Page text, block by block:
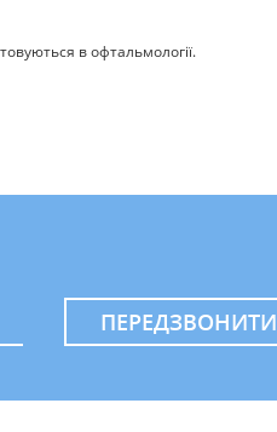
в офтальмології.
ПЕРЕДЗВОНИТИ